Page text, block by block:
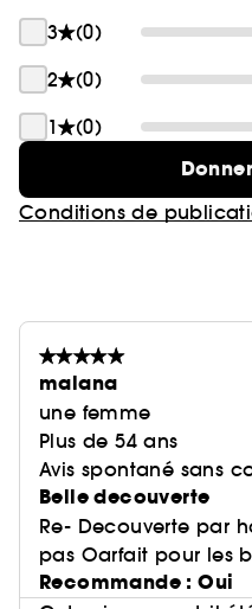
3
(0)
2
(0)
1
(0)
Conditions de
malana
une femme
Plus de 54 ans
Avis spontané sans
Belle decouverte
Re- Decouverte par
pas Oarfait pour les
Recommande : Oui